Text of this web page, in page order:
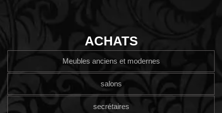
ACHATS
Meubles anciens et modernes
salons
secrétaires